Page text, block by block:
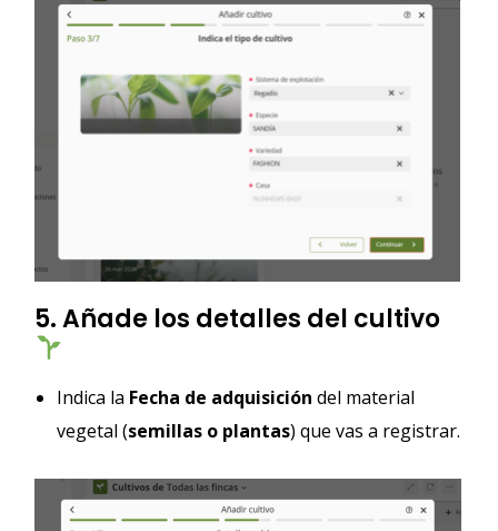
5. Añade los detalles del cultivo
Indica la Fecha de adquisición del material
vegetal (semillas o plantas) que vas a registrar.